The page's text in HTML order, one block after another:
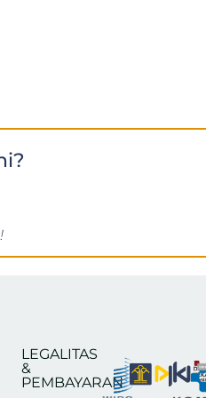
LEGALITAS
&
PEMBAYARAN